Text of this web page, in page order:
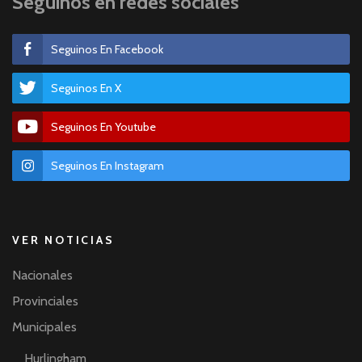
Seguinos En Facebook
Seguinos En X
Seguinos En Youtube
Seguinos En Instagram
VER NOTICIAS
Nacionales
Provinciales
Municipales
Hurlingham